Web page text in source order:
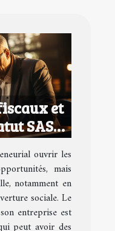
et
SAS
ouvrir les
mais
notamment en
sociale. Le
entreprise est
peut avoir des